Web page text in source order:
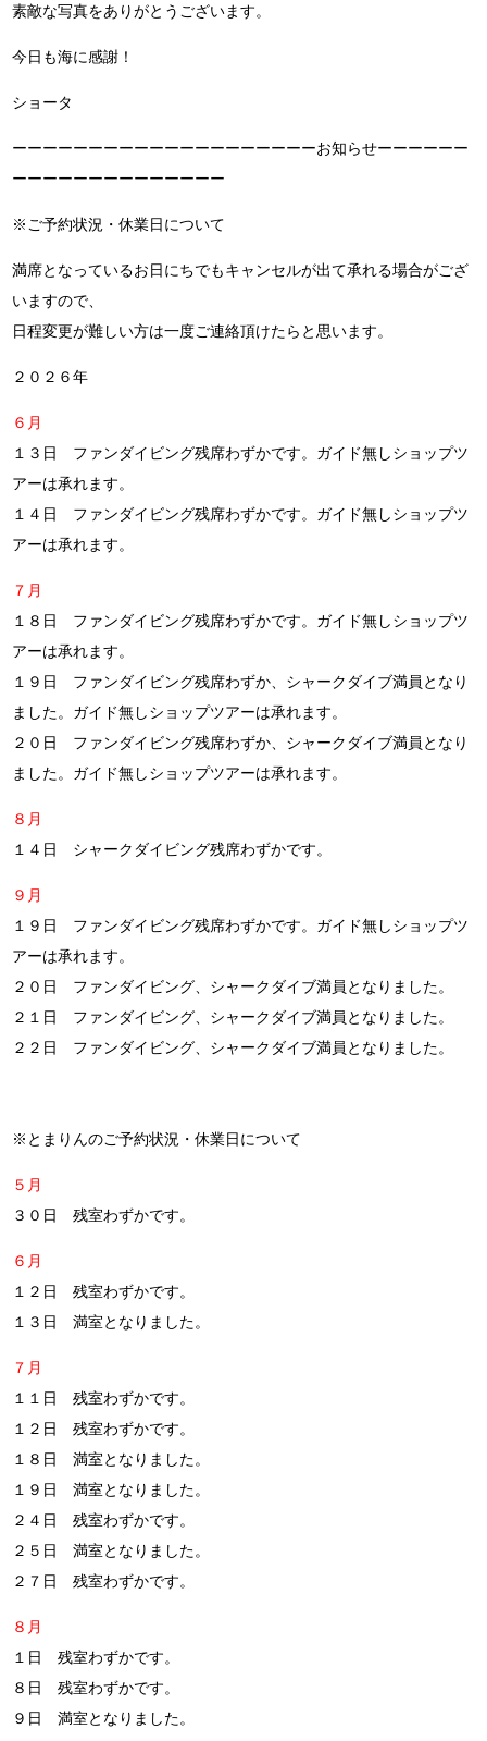
素敵な写真をありがとうございます。
今日も海に感謝！
ショータ
ーーーーーーーーーーーーーーーーーーーーお知らせーーーーーー
ーーーーーーーーーーーーーー
※ご予約状況・休業日について
満席となっているお日にちでもキャンセルが出て承れる場合がござ
いますので、
日程変更が難しい方は一度ご連絡頂けたらと思います。
２０２６年
６月
１３日 ファンダイビング残席わずかです。ガイド無しショップツ
アーは承れます。
１４日 ファンダイビング残席わずかです。ガイド無しショップツ
アーは承れます。
７月
１８日 ファンダイビング残席わずかです。ガイド無しショップツ
アーは承れます。
１９日 ファンダイビング残席わずか、シャークダイブ満員となり
ました。ガイド無しショップツアーは承れます。
２０日 ファンダイビング残席わずか、シャークダイブ満員となり
ました。ガイド無しショップツアーは承れます。
８月
１４日 シャークダイビング残席わずかです。
９月
１９日 ファンダイビング残席わずかです。ガイド無しショップツ
アーは承れます。
２０日 ファンダイビング、シャークダイブ満員となりました。
２１日 ファンダイビング、シャークダイブ満員となりました。
２２日 ファンダイビング、シャークダイブ満員となりました。
※とまりんのご予約状況・休業日について
５月
３０日 残室わずかです。
６月
１２日 残室わずかです。
１３日 満室となりました。
７月
１１日 残室わずかです。
１２日 残室わずかです。
１８日 満室となりました。
１９日 満室となりました。
２４日 残室わずかです。
２５日 満室となりました。
２７日 残室わずかです。
８月
１日 残室わずかです。
８日 残室わずかです。
９日 満室となりました。